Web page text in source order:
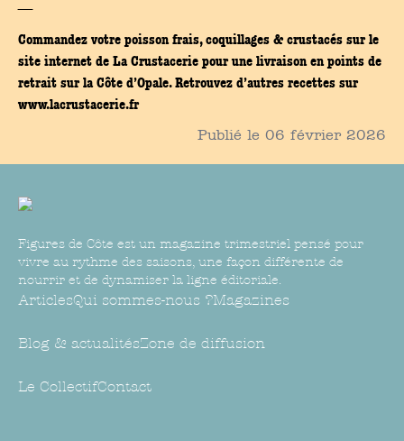
—
Commandez votre poisson frais, coquillages & crustacés sur le
site internet de La Crustacerie pour une livraison en points de
retrait sur la Côte d’Opale. Retrouvez d’autres recettes sur
www.lacrustacerie.fr
Publié le 06 février 2026
Figures de Côte est un magazine trimestriel pensé pour
vivre au rythme des saisons, une façon différente de
nourrir et de dynamiser la ligne éditoriale.
ArticlesQui sommes-nous ?Magazines
Blog & actualitésZone de diffusion
Le CollectifContact